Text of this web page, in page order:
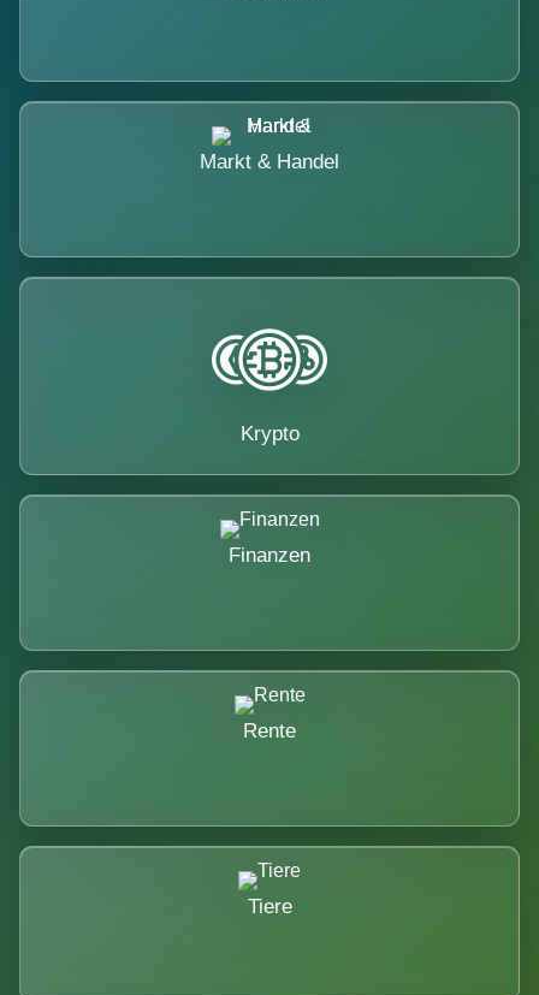
Markt & Handel
Krypto
Finanzen
Rente
Tiere